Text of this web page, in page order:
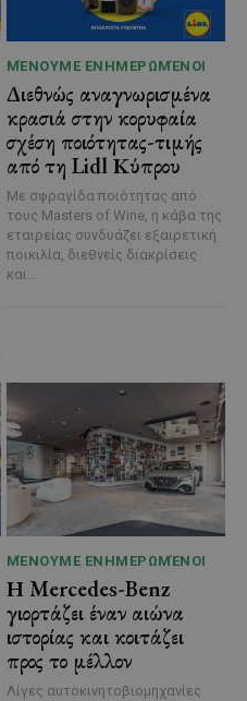
ΜΈΝΟΥΜΕ ΕΝΗΜΕΡΩΜΈΝΟΙ
Διεθνώς αναγνωρισμένα
κρασιά στην κορυφαία
σχέση ποιότητας-τιμής
από τη Lidl Κύπρου
Με σφραγίδα ποιότητας από
τους Masters of Wine, η κάβα της
εταιρείας συνδυάζει εξαιρετική
ποικιλία, διεθνείς διακρίσεις
και...
ΜΈΝΟΥΜΕ ΕΝΗΜΕΡΩΜΈΝΟΙ
Η Mercedes-Benz
γιορτάζει έναν αιώνα
ιστορίας και κοιτάζει
προς το μέλλον
Λίγες αυτοκινητοβιομηχανίες